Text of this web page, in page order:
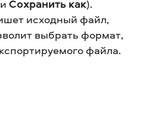
Сохранить как).
исходный файл,
выбрать формат,
файла.